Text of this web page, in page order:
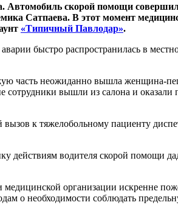
Автомобиль скорой помощи
Сатпаева. В этот момент
«Типичный Павлодар».
быстро распространилась в
часть неожиданно вышла женщина-
сотрудники вышли из салона и оказали
к тяжелобольному пациенту
действиям водителя скорой помощи
организации искренне
о необходимости соблюдать